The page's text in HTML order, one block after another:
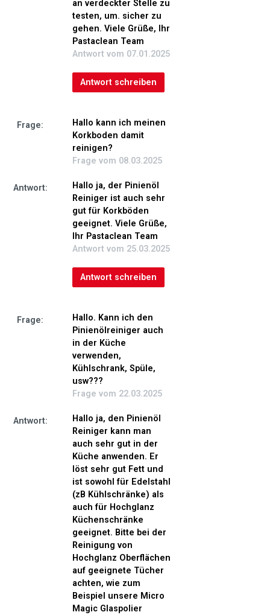
an verdeckter Stelle zu
testen, um. sicher zu
gehen. Viele Grüße, Ihr
Pastaclean Team
Antwort vom 07.01.2025
Antwort schreiben
Frage:
Hallo kann ich meinen
Korkboden damit
reinigen?
Frage vom 08.03.2025
Antwort:
Hallo ja, der Pinienöl
Reiniger ist auch sehr
gut für Korkböden
geeignet. Viele Grüße,
Ihr Pastaclean Team
Antwort vom 25.03.2025
Antwort schreiben
Frage:
Hallo. Kann ich den
Pinienölreiniger auch
in der Küche
verwenden,
Kühlschrank, Spüle,
usw???
Frage vom 22.03.2025
Antwort:
Hallo ja, den Pinienöl
Reiniger kann man
auch sehr gut in der
Küche anwenden. Er
löst sehr gut Fett und
ist sowohl für Edelstahl
(zB Kühlschränke) als
auch für Hochglanz
Küchenschränke
geeignet. Bitte bei der
Reinigung von
Hochglanz Oberflächen
auf geeignete Tücher
achten, wie zum
Beispiel unsere Micro
Magic Glaspolier